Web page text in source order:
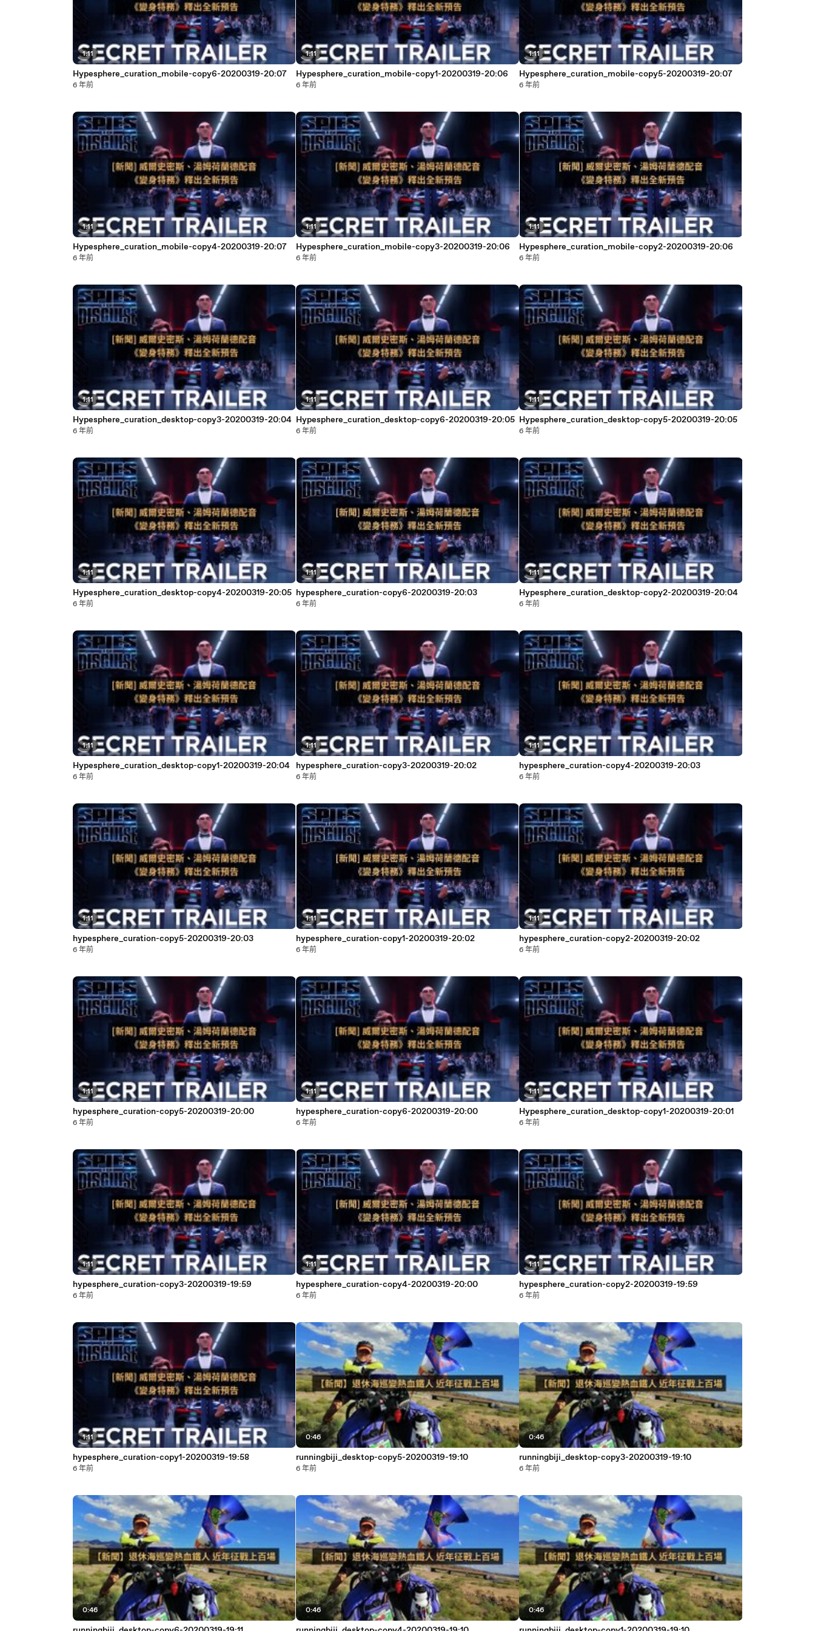
1:11
Hypesphere_curation_mobile-copy6-20200319-20:07
6 年前
1:11
Hypesphere_curation_mobile-copy4-20200319-20:07
6 年前
1:11
Hypesphere_curation_desktop-copy3-20200319-20:04
6 年前
1:11
Hypesphere_curation_desktop-copy4-20200319-20:05
6 年前
1:11
Hypesphere_curation_desktop-copy1-20200319-20:04
6 年前
1:11
hypesphere_curation-copy5-20200319-20:03
6 年前
1:11
hypesphere_curation-copy5-20200319-20:00
6 年前
1:11
hypesphere_curation-copy3-20200319-19:59
6 年前
1:11
hypesphere_curation-copy1-20200319-19:58
6 年前
0:46
1:11
Hypesphere_curation_mobile-copy1-20200319-20:06
6 年前
1:11
Hypesphere_curation_mobile-copy3-20200319-20:06
6 年前
1:11
Hypesphere_curation_desktop-copy6-20200319-20:05
6 年前
1:11
hypesphere_curation-copy6-20200319-20:03
6 年前
1:11
hypesphere_curation-copy3-20200319-20:02
6 年前
1:11
hypesphere_curation-copy1-20200319-20:02
6 年前
1:11
hypesphere_curation-copy6-20200319-20:00
6 年前
1:11
hypesphere_curation-copy4-20200319-20:00
6 年前
0:46
runningbiji_desktop-copy5-20200319-19:10
6 年前
0:46
1:11
Hypesphere_curation_mobile-copy5-20200319-20:07
6 年前
1:11
Hypesphere_curation_mobile-copy2-20200319-20:06
6 年前
1:11
Hypesphere_curation_desktop-copy5-20200319-20:05
6 年前
1:11
Hypesphere_curation_desktop-copy2-20200319-20:04
6 年前
1:11
hypesphere_curation-copy4-20200319-20:03
6 年前
1:11
hypesphere_curation-copy2-20200319-20:02
6 年前
1:11
Hypesphere_curation_desktop-copy1-20200319-20:01
6 年前
1:11
hypesphere_curation-copy2-20200319-19:59
6 年前
0:46
runningbiji_desktop-copy3-20200319-19:10
6 年前
0:46